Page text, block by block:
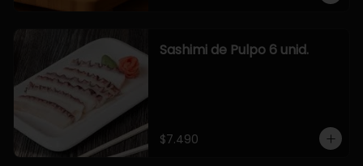
Sashimi de Pulpo 6 unid.
$7.490